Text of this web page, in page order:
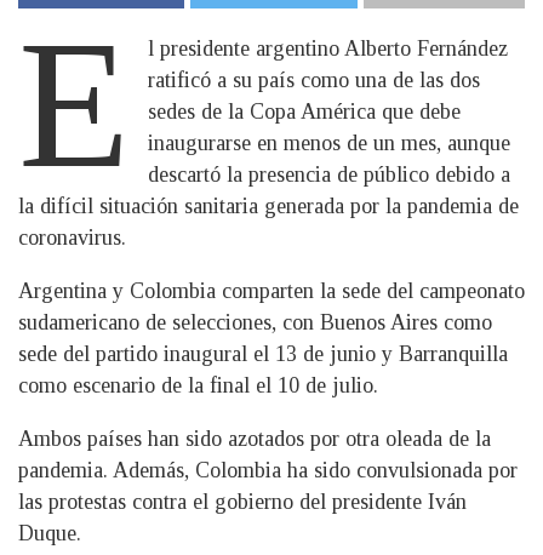
E
l presidente argentino Alberto Fernández
ratificó a su país como una de las dos
sedes de la Copa América que debe
inaugurarse en menos de un mes, aunque
descartó la presencia de público debido a
la difícil situación sanitaria generada por la pandemia de
coronavirus.
Argentina y Colombia comparten la sede del campeonato
sudamericano de selecciones, con Buenos Aires como
sede del partido inaugural el 13 de junio y Barranquilla
como escenario de la final el 10 de julio.
Ambos países han sido azotados por otra oleada de la
pandemia. Además, Colombia ha sido convulsionada por
las protestas contra el gobierno del presidente Iván
Duque.